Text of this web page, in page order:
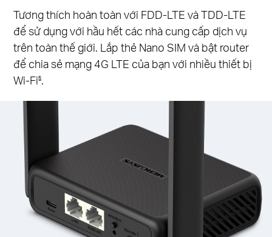
Tương thích hoàn toàn với FDD-LTE và TDD-LTE
để sử dụng với hầu hết các nhà cung cấp dịch vụ
trên toàn thế giới. Lắp thẻ Nano SIM và bật router
để chia sẻ mạng 4G LTE của bạn với nhiều thiết bị
Wi-Fi§.